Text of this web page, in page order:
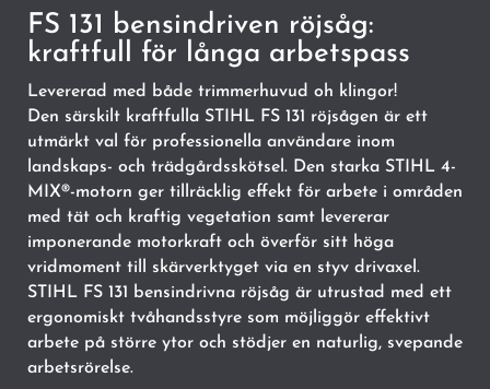
FS 131 bensindriven röjsåg:
kraftfull för långa arbetspass
Levererad med både trimmerhuvud oh klingor!
Den särskilt kraftfulla STIHL FS 131 röjsågen är ett
utmärkt val för professionella användare inom
landskaps- och trädgårdsskötsel. Den starka STIHL 4-
MIX®-motorn ger tillräcklig effekt för arbete i områden
med tät och kraftig vegetation samt levererar
imponerande motorkraft och överför sitt höga
vridmoment till skärverktyget via en styv drivaxel.
STIHL FS 131 bensindrivna röjsåg är utrustad med ett
ergonomiskt tvåhandsstyre som möjliggör effektivt
arbete på större ytor och stödjer en naturlig, svepande
arbetsrörelse.